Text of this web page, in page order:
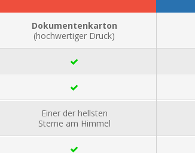
Dokumentenkarton
(hochwertiger Druck)
Einer der hellsten
Sterne am Himmel